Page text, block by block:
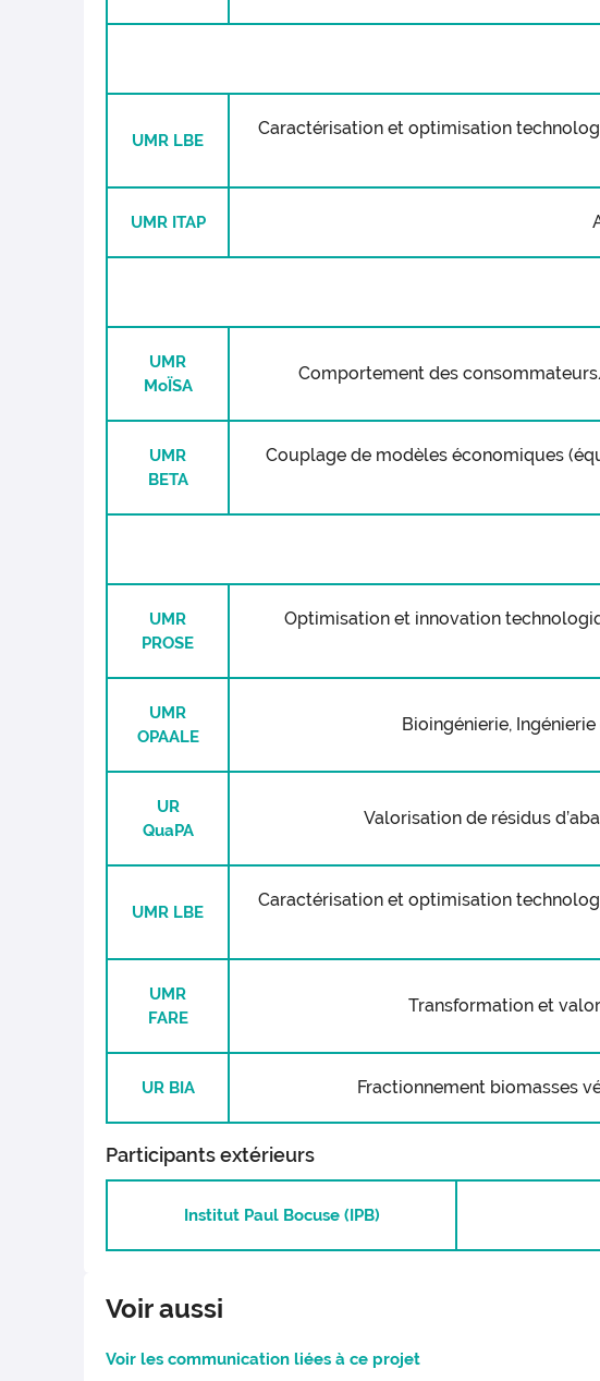
UMR LBE
Caractérisation et optimisation
UMR ITAP
UMR
MoÏSA
Comportement des
UMR
BETA
Couplage de modèles économiques
UMR
PROSE
Optimisation et innovation
UMR
OPAALE
Bioingénierie,
UR
QuaPA
Valorisation de résidus
UMR LBE
Caractérisation et optimisation
UMR
FARE
Transformation et
UR BIA Fractionnement biomasses
Participants extérieurs
Institut Paul Bocuse (IPB)
Voir aussi
Voir les communication liées à ce projet